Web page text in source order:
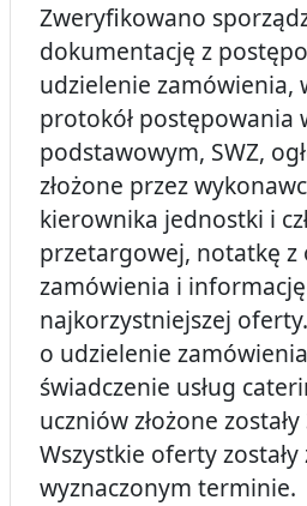
Zweryfikowano
dokumentację z
udzielenie zamówienia,
protokół postępowania
podstawowym, SWZ,
złożone przez
kierownika jednostki i
przetargowej, notatkę z
zamówienia i
najkorzystniejszej
o udzielenie
świadczenie usług
uczniów złożone
Wszystkie oferty zostały
wyznaczonym terminie.